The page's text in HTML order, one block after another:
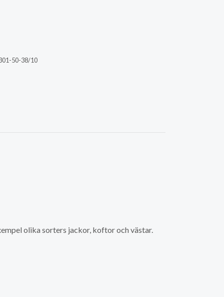
50-38/10
olika sorters jackor, koftor och västar.